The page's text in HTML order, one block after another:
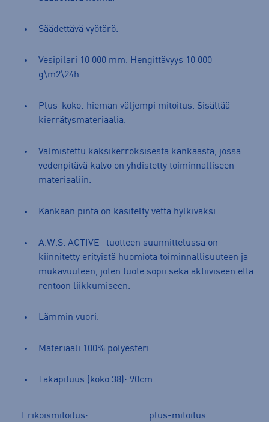
Säädettävä vyötärö.
Vesipilari 10 000 mm. Hengittävyys 10 000
g\m2\24h.
Plus-koko: hieman väljempi mitoitus. Sisältää
kierrätysmateriaalia.
Valmistettu kaksikerroksisesta kankaasta, jossa
vedenpitävä kalvo on yhdistetty toiminnalliseen
materiaaliin.
Kankaan pinta on käsitelty vettä hylkiväksi.
A.W.S. ACTIVE -tuotteen suunnittelussa on
kiinnitetty erityistä huomiota toiminnallisuuteen ja
mukavuuteen, joten tuote sopii sekä aktiiviseen että
rentoon liikkumiseen.
Lämmin vuori.
Materiaali 100% polyesteri.
Takapituus (koko 38): 90cm.
Erikoismitoitus: plus-mitoitus